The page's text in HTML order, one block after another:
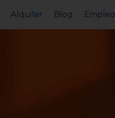
Alquiler Blog Empleo